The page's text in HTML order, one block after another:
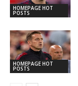
HOMEPAGE HOT
POSTS
HOMEPAGE HOT
POSTS